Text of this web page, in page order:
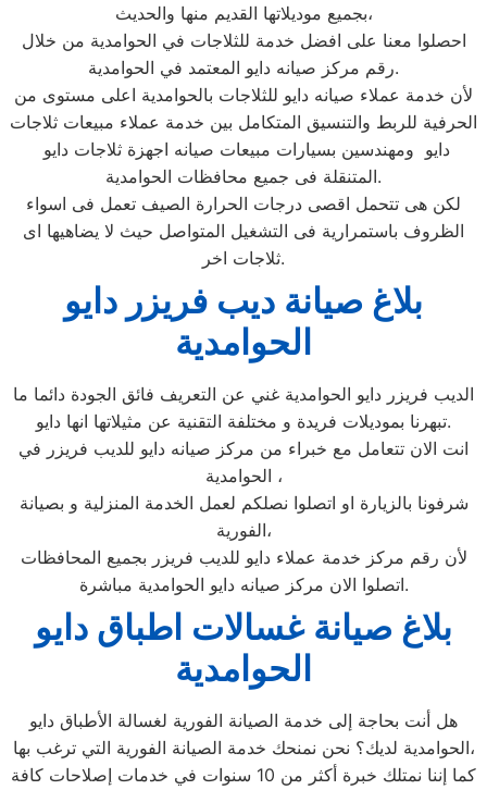
بجميع موديلاتها القديم منها والحديث،
احصلوا معنا على افضل خدمة للثلاجات في الحوامدية من خلال
رقم مركز صيانه دايو المعتمد في الحوامدية.
لأن خدمة عملاء صيانه دايو للثلاجات بالحوامدية اعلى مستوى من
الحرفية للربط والتنسيق المتكامل بين خدمة عملاء مبيعات ثلاجات
دايو ومهندسين بسيارات مبيعات صيانه اجهزة ثلاجات دايو
المتنقلة فى جميع محافظات الحوامدية.
لكن هى تتحمل اقصى درجات الحرارة الصيف تعمل فى اسواء
الظروف باستمرارية فى التشغيل المتواصل حيث لا يضاهيها اى
ثلاجات اخر.
بلاغ صيانة ديب فريزر دايو
الحوامدية
الديب فريزر دايو الحوامدية غني عن التعريف فائق الجودة دائما ما
تبهرنا بموديلات فريدة و مختلفة التقنية عن مثيلاتها انها دايو.
انت الان تتعامل مع خبراء من مركز صيانه دايو للديب فريزر في
الحوامدية ،
شرفونا بالزيارة او اتصلوا نصلكم لعمل الخدمة المنزلية و بصيانة
الفورية،
لأن رقم مركز خدمة عملاء دايو للديب فريزر بجميع المحافظات
اتصلوا الان مركز صيانه دايو الحوامدية مباشرة.
بلاغ صيانة غسالات اطباق دايو
الحوامدية
هل أنت بحاجة إلى خدمة الصيانة الفورية لغسالة الأطباق دايو
الحوامدية لديك؟ نحن نمنحك خدمة الصيانة الفورية التي ترغب بها،
كما إننا نمتلك خبرة أكثر من 10 سنوات في خدمات إصلاحات كافة